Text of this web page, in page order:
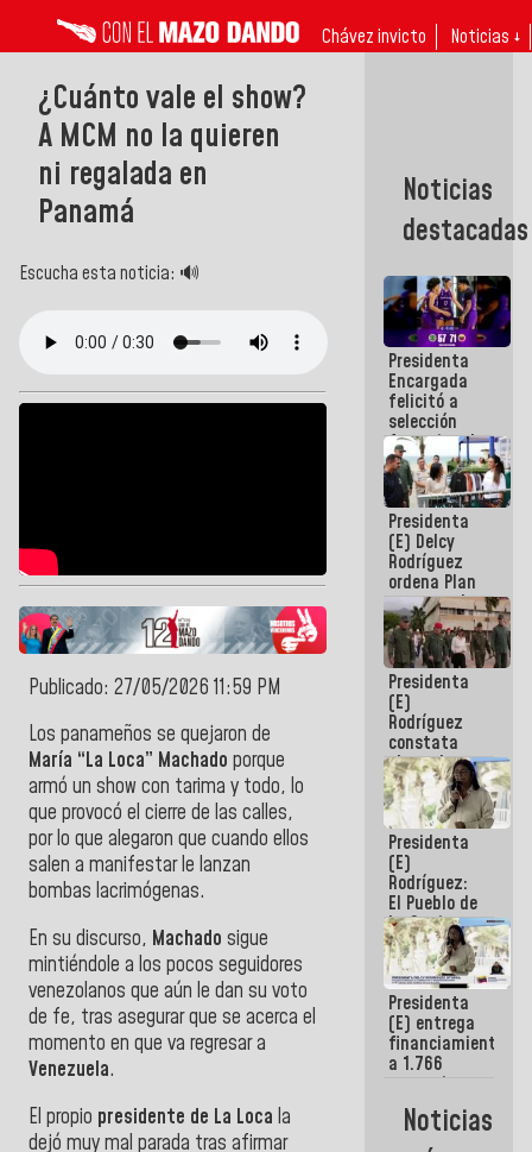
Chávez invicto Noticias ↓
¿Cuánto vale el show?
A MCM no la quieren
ni regalada en
Panamá
Escucha esta noticia: 🔊
Publicado: 27/05/2026 11:59 PM
Los panameños se quejaron de
María “La Loca” Machado porque
armó un show con tarima y todo, lo
que provocó el cierre de las calles,
por lo que alegaron que cuando ellos
salen a manifestar le lanzan
bombas lacrimógenas.
En su discurso, Machado sigue
mintiéndole a los pocos seguidores
venezolanos que aún le dan su voto
de fe, tras asegurar que se acerca el
momento en que va regresar a
Venezuela.
El propio presidente de La Loca la
dejó muy mal parada tras afirmar
Noticias
destacadas
Presidenta
Encargada
felicitó a
selección
femenina de
baloncesto
por su
clasificación
a la
AmeriCup
2027
Presidenta
(E) Delcy
Rodríguez
ordena Plan
maestro de
desarrollo
logístico y
turístico
para La
Guaira
Presidenta
(E)
Rodríguez
constata
obras de
rehabilitación
de Escuela
Militar de
Mamo en La
Guaira
Presidenta
(E)
Rodríguez:
El Pueblo de
La Guaira
siempre
estará
acompañada
por el
Gobierno
Nacional
Presidenta
(E) entrega
financiamientos
a 1.766
comerciantes
emprendedores
afectados
Noticias